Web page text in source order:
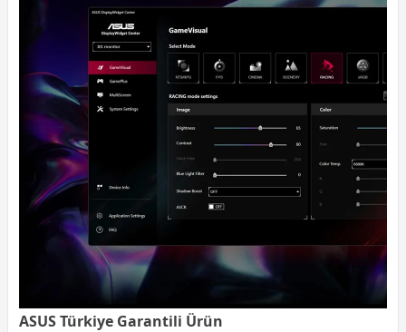
ASUS Türkiye Garantili Ürün